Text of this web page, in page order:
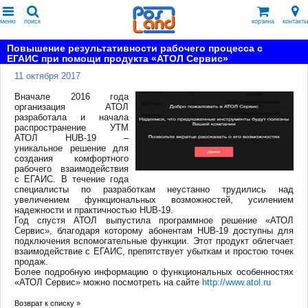
меню поиск корзина контакты
Повышение результативности рабочего процесса с
ЕГАИС при помощи продукта «АТОЛ Сервис»
11 октября 2017
Вначале 2016 года
организация АТОЛ
разработала и начала
распространение УТМ
АТОЛ HUB-19 –
уникальное решение для
создания комфортного
рабочего взаимодействия
с ЕГАИС. В течение года
специалисты по разработкам неустанно трудились над
увеличением функциональных возможностей, усилением
надежности и практичностью HUB-19.
Год спустя АТОЛ выпустила программное решение «АТОЛ
Сервис», благодаря которому абонентам HUB-19 доступны для
подключения вспомогательные функции. Этот продукт облегчает
взаимодействие с ЕГАИС, препятствует убыткам и простою точек
продаж.
Более подробную информацию о функциональных особенностях
«АТОЛ Сервис» можно посмотреть на сайте http://www.atol.ru
Возврат к списку »